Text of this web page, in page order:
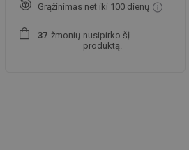
Grąžinimas net iki 100 dienų
37 žmonių nusipirko šį
produktą.